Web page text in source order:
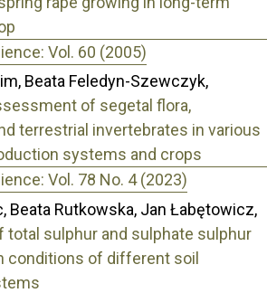
Vol. 60 (2005)
Beata Feledyn-Szewczyk,
of segetal flora,
terrestrial invertebrates in various
systems and crops
Vol. 78 No. 4 (2023)
Beata Rutkowska, Jan Łabętowicz,
total sulphur and sulphate sulphur
conditions of different soil